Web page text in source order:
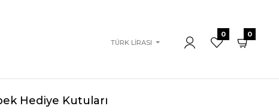
TÜRK LIRASI
0 0
Hediye Kutuları